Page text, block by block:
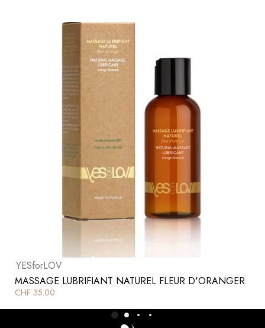
YESforLOV
MASSAGE LUBRIFIANT NATUREL FLEUR D'ORANGER
CHF 35.00